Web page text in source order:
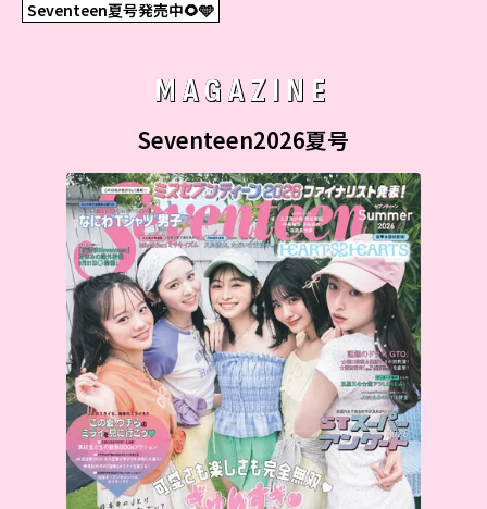
Seventeen夏号発売中🌻🩵
MAGAZINE
Seventeen2026夏号